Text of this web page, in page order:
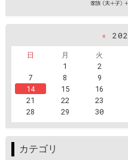
«
日
月 火
1
2
7
8 9
14
15 16
21
22 23
28
29 30
カテゴリ